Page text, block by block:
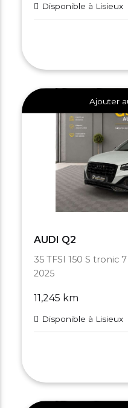
Disponible à Lisieux
Ajouter
AUDI Q2
35 TFSI 150 S tronic
2025
11,245 km
Disponible à Lisieux